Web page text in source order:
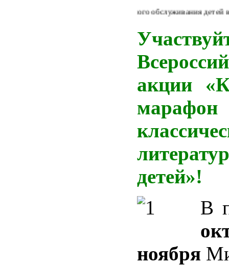
Из Концепции библиотечного обслуживания детей в
акции «
детей»!
В
ноября